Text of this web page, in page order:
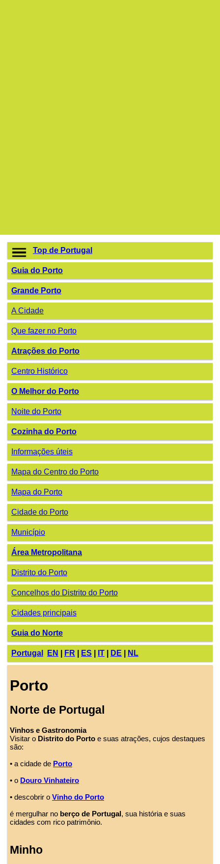
Top de Portugal
Guia do Porto
Grande Porto
A Cidade
Que fazer no Porto
Atrações do Porto
Centro Histórico
O Melhor do Porto
Noite do Porto
Cozinha do Porto
Informações úteis
Mapa do Centro do Porto
Mapa do Porto
Cidade do Porto
Município
Área Metropolitana
Distrito do Porto
Concelhos do Distrito do Porto
Cidades principais
Guia do Norte
Portugal EN FR ES IT DE NL
Porto
Norte de Portugal
Vinhos e Gastronomia
Visitar o Distrito do Porto e suas atrações, cujos destaques
são:
• a cidade de Porto
• o Douro Vinhateiro
• descobrir o Vinho do Porto
é mergulhar no berço de Portugal, sua história e suas
cidades com rico patrimônio.
Minho